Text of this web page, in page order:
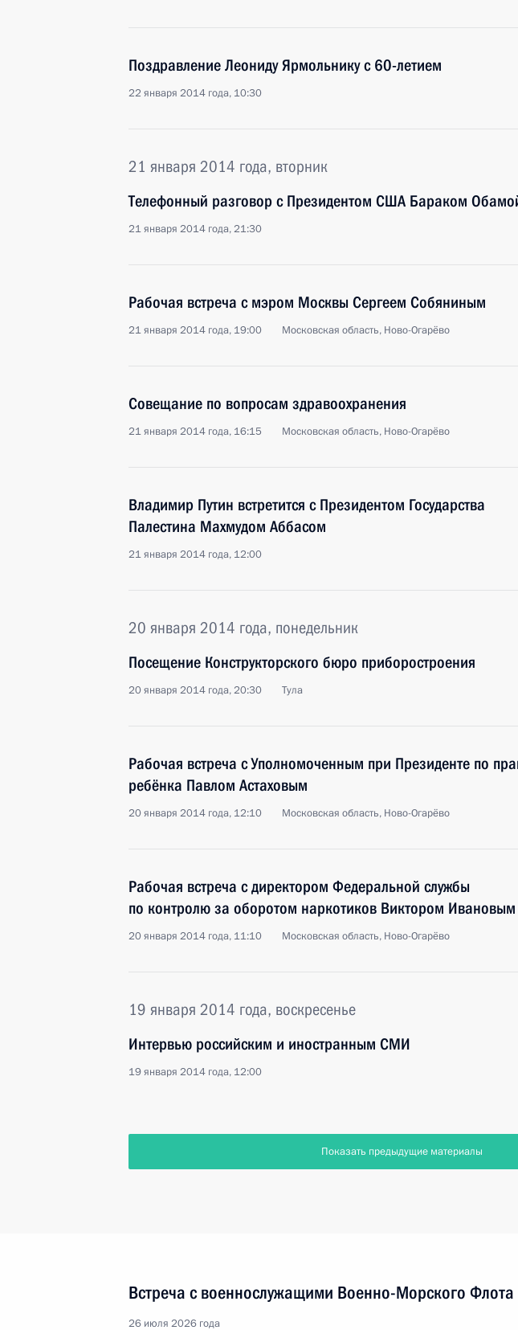
Поздравление Леониду Ярмольнику с 60-летием
22 января 2014 года, 10:30
21 января 2014 года, вторник
Телефонный разговор с Президентом США Бараком
21 января 2014 года, 21:30
Рабочая встреча с мэром Москвы Сергеем Собяниным
21 января 2014 года, 19:00 Московская область, Ново-Огарёво
Совещание по вопросам здравоохранения
21 января 2014 года, 16:15 Московская область, Ново-Огарёво
Владимир Путин встретится с Президентом Государства
Палестина Махмудом Аббасом
21 января 2014 года, 12:00
20 января 2014 года, понедельник
Посещение Конструкторского бюро приборостроения
20 января 2014 года, 20:30 Тула
Рабочая встреча с Уполномоченным при Президенте по
ребёнка Павлом Астаховым
20 января 2014 года, 12:10 Московская область, Ново-Огарёво
Рабочая встреча с директором Федеральной службы
по контролю за оборотом наркотиков Виктором Ивановым
20 января 2014 года, 11:10 Московская область, Ново-Огарёво
19 января 2014 года, воскресенье
Интервью российским и иностранным СМИ
19 января 2014 года, 12:00
Показать предыдущие материалы
Встреча с военнослужащими Военно-Морского Флота
26 июля 2026 года